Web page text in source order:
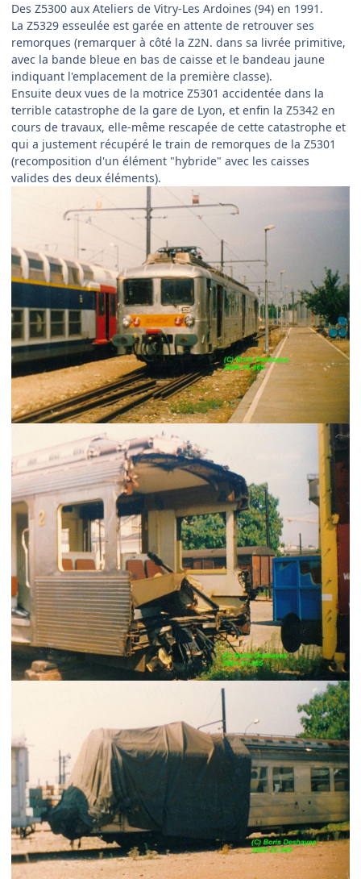
Des Z5300 aux Ateliers de Vitry-Les Ardoines (94) en 1991.
La Z5329 esseulée est garée en attente de retrouver ses
remorques (remarquer à côté la Z2N. dans sa livrée primitive,
avec la bande bleue en bas de caisse et le bandeau jaune
indiquant l'emplacement de la première classe).
Ensuite deux vues de la motrice Z5301 accidentée dans la
terrible catastrophe de la gare de Lyon, et enfin la Z5342 en
cours de travaux, elle-même rescapée de cette catastrophe et
qui a justement récupéré le train de remorques de la Z5301
(recomposition d'un élément "hybride" avec les caisses
valides des deux éléments).